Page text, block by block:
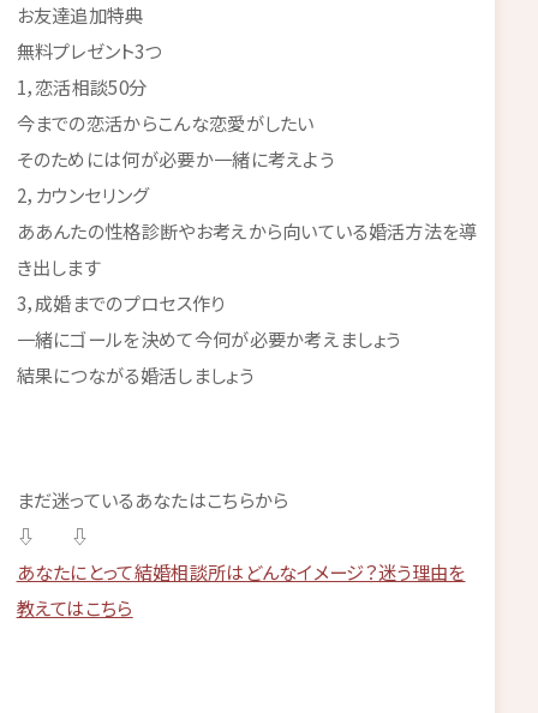
お友達追加特典
無料プレゼント3つ
1，恋活相談50分
今までの恋活からこんな恋愛がしたい
そのためには何が必要か一緒に考えよう
2，カウンセリング
ああんたの性格診断やお考えから向いている婚活方法を導
き出します
3，成婚までのプロセス作り
一緒にゴールを決めて今何が必要か考えましょう
結果につながる婚活しましょう
まだ迷っているあなたはこちらから
⇩ ⇩
あなたにとって結婚相談所はどんなイメージ？迷う理由を
教えてはこちら